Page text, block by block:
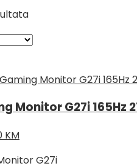
Poredano
najnovijem
Monitor G27i 165Hz
KMTrenutna
G27i